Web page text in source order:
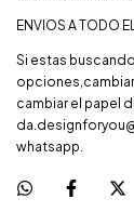
ENVIOS A TODO
Si estas
cambiar el papel
whatsapp.